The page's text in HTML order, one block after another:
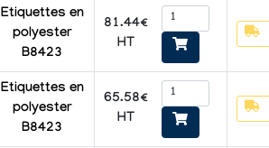
Etiquettes en
polyester
B8423
81.44€
HT
Etiquettes en
polyester
B8423
65.58€
HT